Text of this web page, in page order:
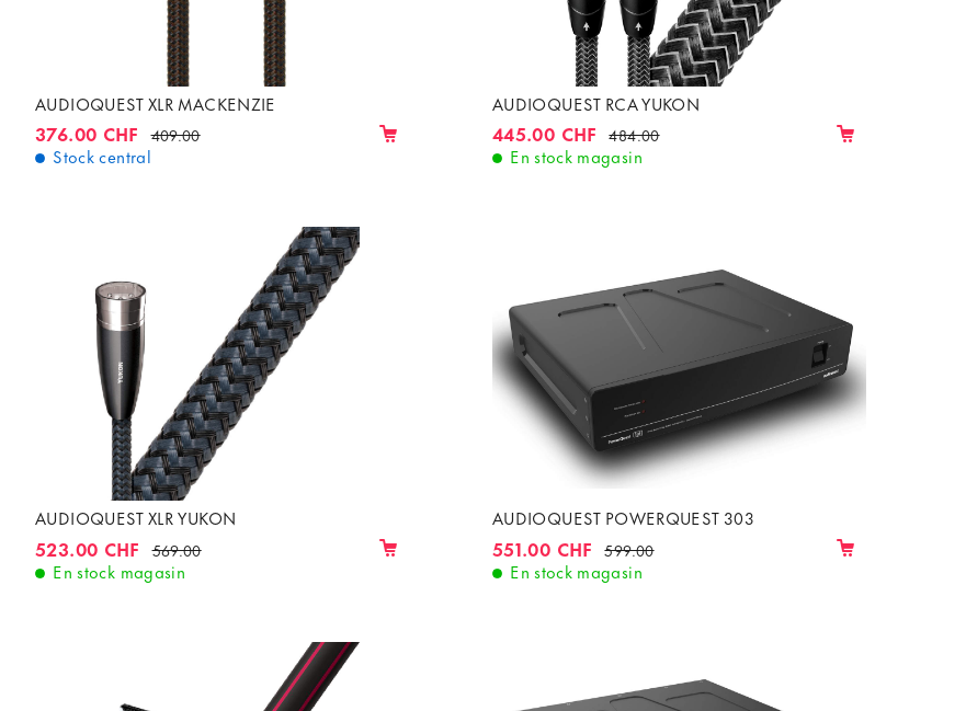
AUDIOQUEST XLR MACKENZIE
376.00 CHF 409.00
Stock central
AUDIOQUEST RCA YUKON
445.00 CHF 484.00
En stock magasin
AUDIOQUEST XLR YUKON
523.00 CHF 569.00
En stock magasin
AUDIOQUEST POWERQUEST 303
551.00 CHF 599.00
En stock magasin